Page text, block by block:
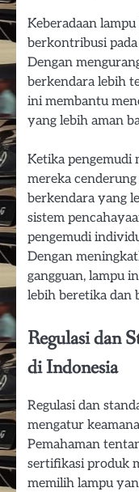
Keberadaan
berkontribusi
Dengan
berkendara lebih
ini membantu
yang lebih aman
Ketika pengemudi
mereka
berkendara yang
sistem
pengemudi
Dengan
gangguan, lampu
lebih beretika dan
Regulasi dan
di Indonesia
Regulasi dan
mengatur
Pemahaman
sertifikasi produk
memilih lampu